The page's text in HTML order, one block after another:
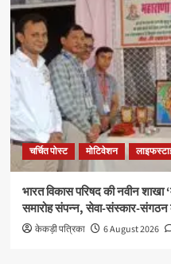
चर्चित पोस्ट मोटिवेशन
भारत विकास परिषद की नवीन शाखा
समारोह संपन्न, सेवा-संस्कार-
केकड़ी पत्रिका 6 August 2026